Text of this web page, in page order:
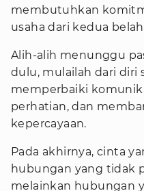
membutuhkan
usaha dari kedua
Alih-alih menunggu
dulu, mulailah dari diri
memperbaiki
perhatian, dan
kepercayaan.
Pada akhirnya, cinta
hubungan yang tidak
melainkan hubungan